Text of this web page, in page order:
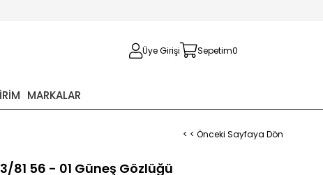
Üye Girişi Sepetim0
MARKALAR
< < Önceki Sayfaya Dön
81 56 - 01 Güneş Gözlüğü